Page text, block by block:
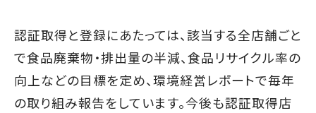
認証取得と登録にあたっては、該当する全店舗ごと
で食品廃棄物・排出量の半減、食品リサイクル率の
向上などの目標を定め、環境経営レポートで毎年
の取り組み報告をしています。今後も認証取得店